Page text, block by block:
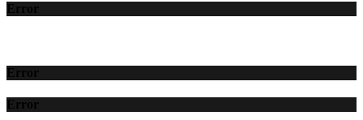
Error
Error
Error